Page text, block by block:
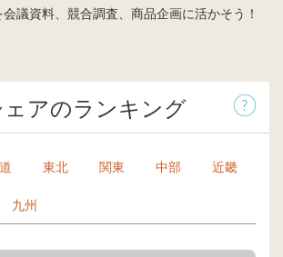
議資料、競合調査、商品企画に活かそう！
アのランキング
東北 関東 中部 近畿
九州